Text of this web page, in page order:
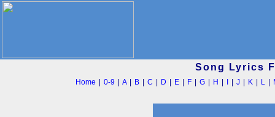
Song Lyrics
Home |0-9 |A| B |C D E F |G H |J K L